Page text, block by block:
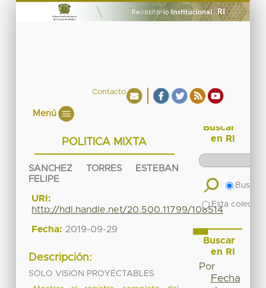
Contacto
Menú
POLITICA MIXTA
SANCHEZ TORRES ESTEBAN
FELIPE
URI:
http://hdl.handle.net/20.500.11799/108514
Fecha: 2019-09-29
Descripción:
SOLO VISION PROYECTABLES
Buscar
en RI
Buscar
Esta
Buscar
en RI
Por
Fecha